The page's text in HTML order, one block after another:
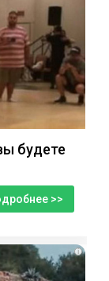
будете
>>
i